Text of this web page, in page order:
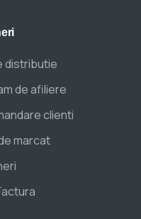
distributie
de afiliere
clienti
marcat